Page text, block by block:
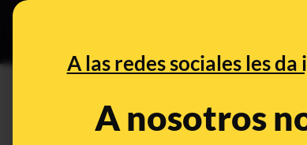
A las redes sociales les da
A nosotros
Es falso que ERC